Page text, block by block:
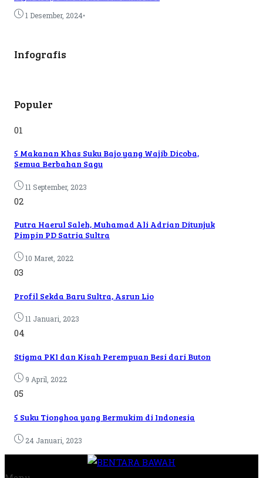
1 Desember, 2024•
Infografis
Populer
01
5 Makanan Khas Suku Bajo yang Wajib Dicoba,
Semua Berbahan Sagu
11 September, 2023
02
Putra Haerul Saleh, Muhamad Ali Adrian Ditunjuk
Pimpin PD Satria Sultra
10 Maret, 2022
03
Profil Sekda Baru Sultra, Asrun Lio
11 Januari, 2023
04
Stigma PKI dan Kisah Perempuan Besi dari Buton
9 April, 2022
05
5 Suku Tionghoa yang Bermukim di Indonesia
24 Januari, 2023